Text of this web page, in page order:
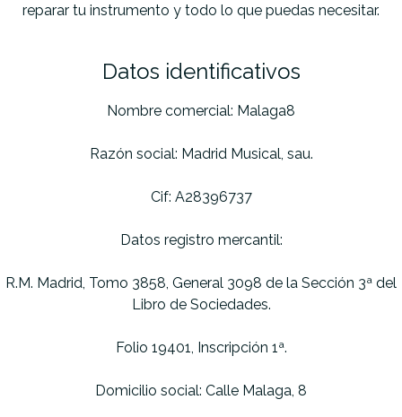
reparar tu instrumento y todo lo que puedas necesitar.
Datos identificativos
Nombre comercial: Malaga8
Razón social: Madrid Musical, sau.
Cif: A28396737
Datos registro mercantil:
R.M. Madrid, Tomo 3858, General 3098 de la Sección 3ª del
Libro de Sociedades.
Folio 19401, Inscripción 1ª.
Domicilio social: Calle Malaga, 8